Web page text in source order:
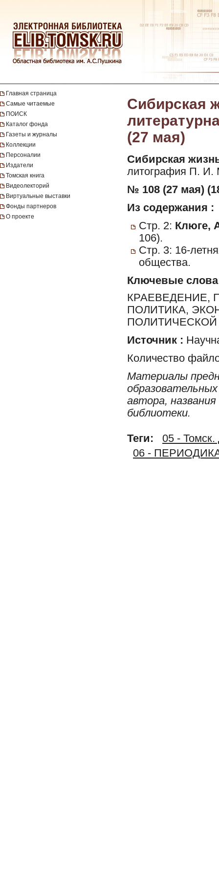
Главная страница
Самые читаемые
ПОИСК
Каталог фонда
Газеты и журналы
Коллекции
Персоналии
Издатели
Томская книга
Видеолекторий
Виртуальные выставки
Фонды партнеров
О проекте
Сибирская
(27 мая)
Сибирская
литография П. И.
№ 108 (27 мая)
Из содержания :
Стр. 2: Клюге,
106).
Стр. 3: 16-
общества.
Ключевые слова
КРАЕВЕДЕНИЕ,
ПОЛИТИКА,
Источник :
Количество
Материалы
автора,
библиотеки.
Теги:
05 -
06 -